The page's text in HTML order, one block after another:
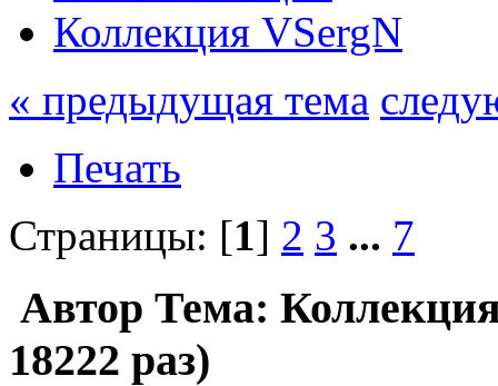
Коллекция VSergN
« предыдущая тема
Печать
Страницы: [1] 2 3 ... 7
Автор Тема:
18222 раз)